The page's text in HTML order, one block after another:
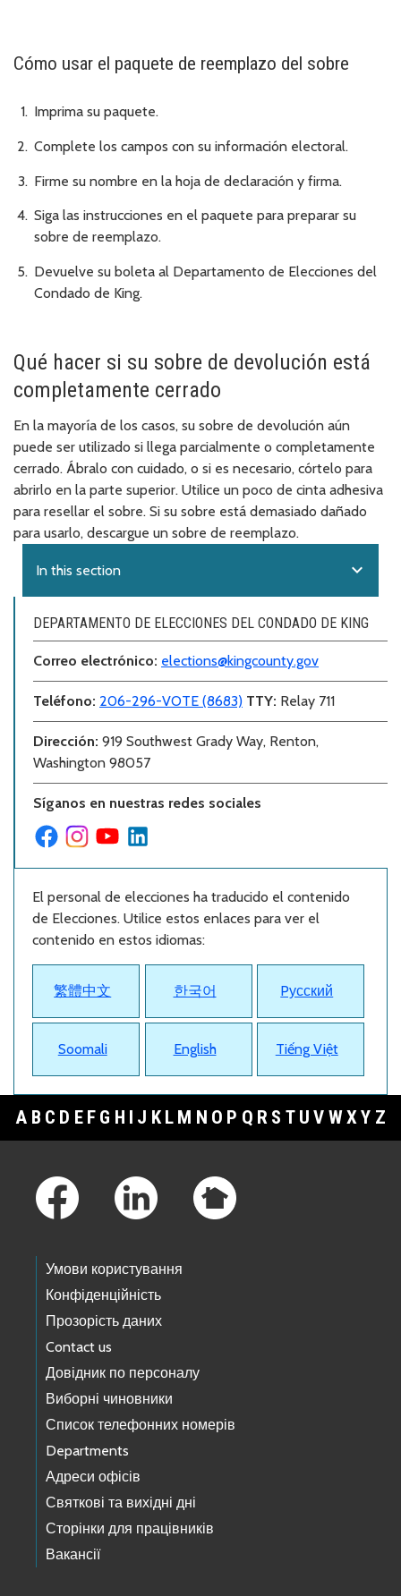
Cómo usar el paquete de reemplazo del sobre
Imprima su paquete.
Complete los campos con su información electoral.
Firme su nombre en la hoja de declaración y firma.
Siga las instrucciones en el paquete para preparar su
sobre de reemplazo.
Devuelve su boleta al Departamento de Elecciones del
Condado de King.
Qué hacer si su sobre de devolución está
completamente cerrado
En la mayoría de los casos, su sobre de devolución aún
puede ser utilizado si llega parcialmente o completamente
cerrado. Ábralo con cuidado, o si es necesario, córtelo para
abrirlo en la parte superior. Utilice un poco de cinta adhesiva
para resellar el sobre. Si su sobre está demasiado dañado
para usarlo, descargue un sobre de reemplazo.
In this section expand_more
DEPARTAMENTO DE ELECCIONES DEL CONDADO DE KING
Correo electrónico: elections@kingcounty.gov
Teléfono: 206-296-VOTE (8683) TTY: Relay 711
Dirección: 919 Southwest Grady Way, Renton,
Washington 98057
Síganos en nuestras redes sociales
El personal de elecciones ha traducido el contenido
de Elecciones. Utilice estos enlaces para ver el
contenido en estos idiomas:
繁體中文 한국어 Pусский
Soomali English Tiếng Việt
A B C D E F G H I J K L M N O P Q R S T U V WXY Z
Умови користування
Конфіденційність
Прозорість даних
Contact us
Довідник по персоналу
Виборні чиновники
Список телефонних номерів
Departments
Адреси офісів
Святкові та вихідні дні
Сторінки для працівників
Вакансії